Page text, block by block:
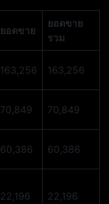
ยอดขาย
ยอดขาย
รวม
163,256 163,256
70,849 70,849
60,386 60,386
22,196 22,196